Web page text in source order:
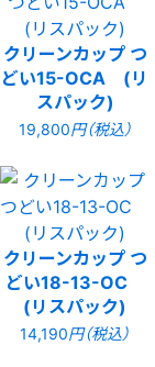
クリーンカップ つ
どい15-OCA (リ
スパック)
19,800円（税込）
クリーンカップ つ
どい18-13-OC
(リスパック)
14,190円（税込）